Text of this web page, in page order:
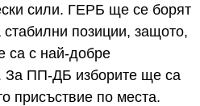
сили. ГЕРБ ще се борят
позиции, защото,
са с най-добре
За ПП-ДБ изборите ще са
присъствие по места.